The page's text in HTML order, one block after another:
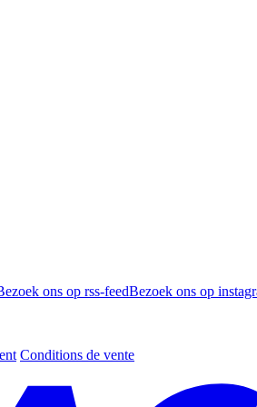
ons op rss-feedBezoek ons op
Conditions de vente